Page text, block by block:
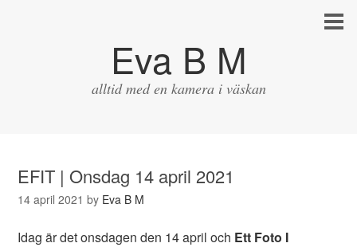
Eva B M
alltid med en kamera i väskan
EFIT | Onsdag 14 april 2021
14 april 2021 by Eva B M
Idag är det onsdagen den 14 april och Ett Foto I